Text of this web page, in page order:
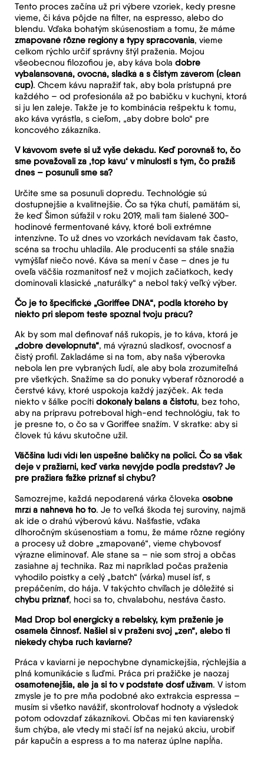
Tento proces začína už pri výbere vzoriek, kedy presne
vieme, či káva pôjde na filter, na espresso, alebo do
blendu. Vďaka bohatým skúsenostiam a tomu, že máme
zmapované rôzne regióny a typy spracovania, vieme
celkom rýchlo určiť správny štýl praženia. Mojou
všeobecnou filozofiou je, aby káva boladobre
vybalansovaná, ovocná, sladká a s čistým záverom (clean
cup). Chcem kávu napražiť tak, aby bola prístupná pre
každého – od profesionála až po babičku v kuchyni, ktorá
si ju len zaleje. Takže je to kombinácia rešpektu k tomu,
ako káva vyrástla, s cieľom, „aby dobre bolo“ pre
koncového zákazníka.
V kávovom svete si už vyše dekádu. Keď porovnáš to, čo
sme považovali za ‚top kávu‘ v minulosti s tým, čo pražíš
dnes – posunuli sme sa?
Určite sme sa posunuli dopredu. Technológie sú
dostupnejšie a kvalitnejšie. Čo sa týka chutí, pamätám si,
že keď Šimon súťažil v roku 2019, mali tam šialené 300-
hodinové fermentované kávy, ktoré boli extrémne
intenzívne. To už dnes vo vzorkách nevídavam tak často,
scéna sa trochu uhladila. Ale producenti sa stále snažia
vymýšľať niečo nové. Káva sa mení v čase – dnes je tu
oveľa väčšia rozmanitosť než v mojich začiatkoch, kedy
dominovali klasické „naturálky“ a nebol taký veľký výber.
Čo je to špecifické „Goriffee DNA“, podľa ktorého by
niekto pri slepom teste spoznal tvoju prácu?
Ak by som mal definovať náš rukopis, je to káva, ktorá je
„dobre developnutá“, má výraznú sladkosť, ovocnosť a
čistý profil. Zakladáme si na tom, aby naša výberovka
nebola len pre vybraných ľudí, ale aby bola zrozumiteľná
pre všetkých. Snažíme sa do ponuky vyberať rôznorodé a
čerstvé kávy, ktoré uspokoja každý jazýček. Ak teda
niekto v šálke pocítidokonalý balans a čistotu, bez toho,
aby na prípravu potreboval high-end technológiu, tak to
je presne to, o čo sa v Goriffee snažím. V skratke: aby si
človek tú kávu skutočne užil.
Väčšina ľudí vidí len úspešné balíčky na polici. Čo sa však
deje v pražiarni, keď várka nevyjde podľa predstáv? Je
pre pražiara ťažké priznať si chybu?
Samozrejme, každá nepodarená várka človekaosobne
mrzí a nahnevá ho to. Je to veľká škoda tej suroviny, najmä
ak ide o drahú výberovú kávu. Našťastie, vďaka
dlhoročným skúsenostiam a tomu, že máme rôzne regióny
a procesy už dobre „zmapované“, vieme chybovosť
výrazne eliminovať. Ale stane sa – nie som stroj a občas
zasiahne aj technika. Raz mi napríklad počas praženia
vyhodilo poistky a celý „batch“ (várka) musel ísť, s
prepáčením, do hája. V takýchto chvíľach je dôležité si
chybu priznať, hoci sa to, chvalabohu, nestáva často.
Mad Drop bol energický a rebelský, kým praženie je
osamelá činnosť. Našiel si v pražení svoj „zen“, alebo ti
niekedy chýba ruch kaviarne?
Práca v kaviarni je nepochybne dynamickejšia, rýchlejšia a
plná komunikácie s ľuďmi. Práca pri pražičke je naozaj
osamotenejšia, ale ja si to v podstate dosť užívam. V istom
zmysle je to pre mňa podobné ako extrakcia espressa –
musím si všetko navážiť, skontrolovať hodnoty a výsledok
potom odovzdať zákazníkovi. Občas mi ten kaviarenský
šum chýba, ale vtedy mi stačí ísť na nejakú akciu, urobiť
pár kapučín a espress a to ma nateraz úplne napĺňa.